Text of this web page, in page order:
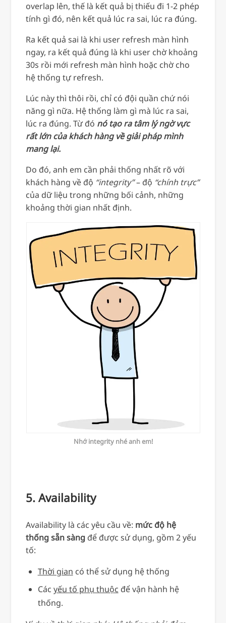
overlap lên, thế là kết quả bị thiếu đi 1-2 phép
tính gì đó, nên kết quả lúc ra sai, lúc ra đúng.
Ra kết quả sai là khi user refresh màn hình
ngay, ra kết quả đúng là khi user chờ khoảng
30s rồi mới refresh màn hình hoặc chờ cho
hệ thống tự refresh.
Lúc này thì thôi rồi, chỉ có đội quần chứ nói
năng gì nữa. Hệ thống làm gì mà lúc ra sai,
lúc ra đúng. Từ đó nó tạo ra tâm lý ngờ vực
rất lớn của khách hàng về giải pháp mình
mang lại.
Do đó, anh em cần phải thống nhất rõ với
khách hàng về độ “integrity”– độ “chính trực”
của dữ liệu trong những bối cảnh, những
khoảng thời gian nhất định.
Nhớ integrity nhé anh em!
5. Availability
Availability là các yêu cầu về: mức độ hệ
thống sẵn sàngđể được sử dụng, gồm 2 yếu
tố:
Thời gian có thể sử dụng hệ thống
Các yếu tố phụ thuộc để vận hành hệ
thống.